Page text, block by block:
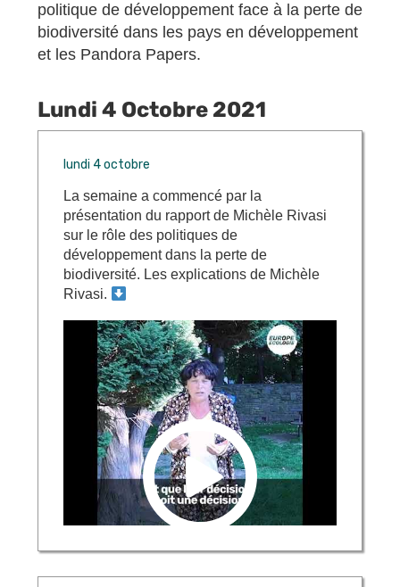
politique de développement face à la perte de
biodiversité dans les pays en développement
et les Pandora Papers.
Lundi 4 Octobre 2021
lundi 4 octobre
La semaine a commencé par la
présentation du rapport de Michèle Rivasi
sur le rôle des politiques de
développement dans la perte de
biodiversité. Les explications de Michèle
Rivasi.